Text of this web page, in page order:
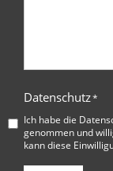
Datenschutz*
Ich habe die
genommen und
kann diese